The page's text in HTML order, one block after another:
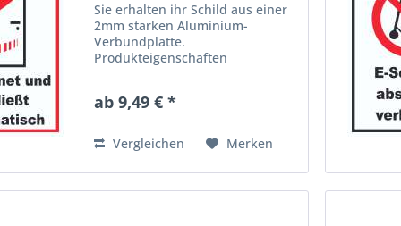
Sie erhalten ihr Schild aus einer
2mm starken Aluminium-
Verbundplatte.
Produkteigenschaften
beidseitig mit Aluminium-
hochwertige Material ist...
ab 9,49 € *
Vergleichen Merken